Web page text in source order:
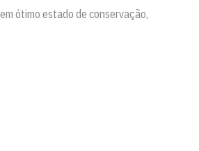
ótimo estado de conservação,